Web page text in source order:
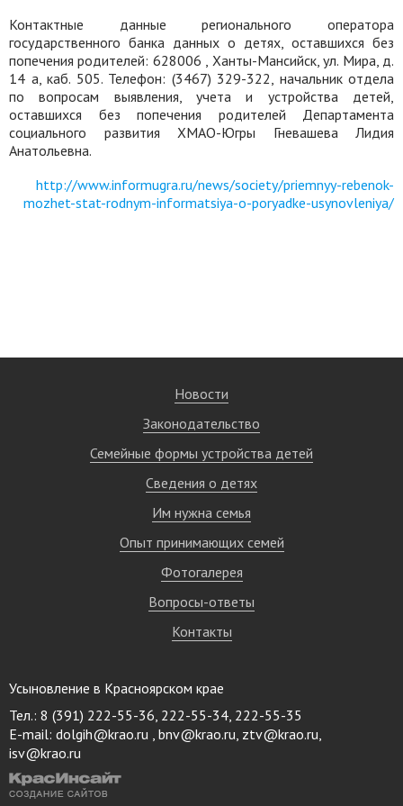
Контактные данные регионального оператора
государственного банка данных о детях, оставшихся без
попечения родителей: 628006 , Ханты-Мансийск, ул. Мира, д.
14 а, каб. 505. Телефон: (3467) 329-322, начальник отдела
по вопросам выявления, учета и устройства детей,
оставшихся без попечения родителей Департамента
социального развития ХМАО-Югры Гневашева Лидия
Анатольевна.
http://www.informugra.ru/news/society/priemnyy-rebenok-
mozhet-stat-rodnym-informatsiya-o-poryadke-usynovleniya/
Новости
Законодательство
Семейные формы устройства детей
Сведения о детях
Им нужна семья
Опыт принимающих семей
Фотогалерея
Вопросы-ответы
Контакты
Усыновление в Красноярском крае
Тел.: 8 (391) 222-55-36, 222-55-34, 222-55-35
E-mail: dolgih@krao.ru , bnv@krao.ru, ztv@krao.ru,
isv@krao.ru